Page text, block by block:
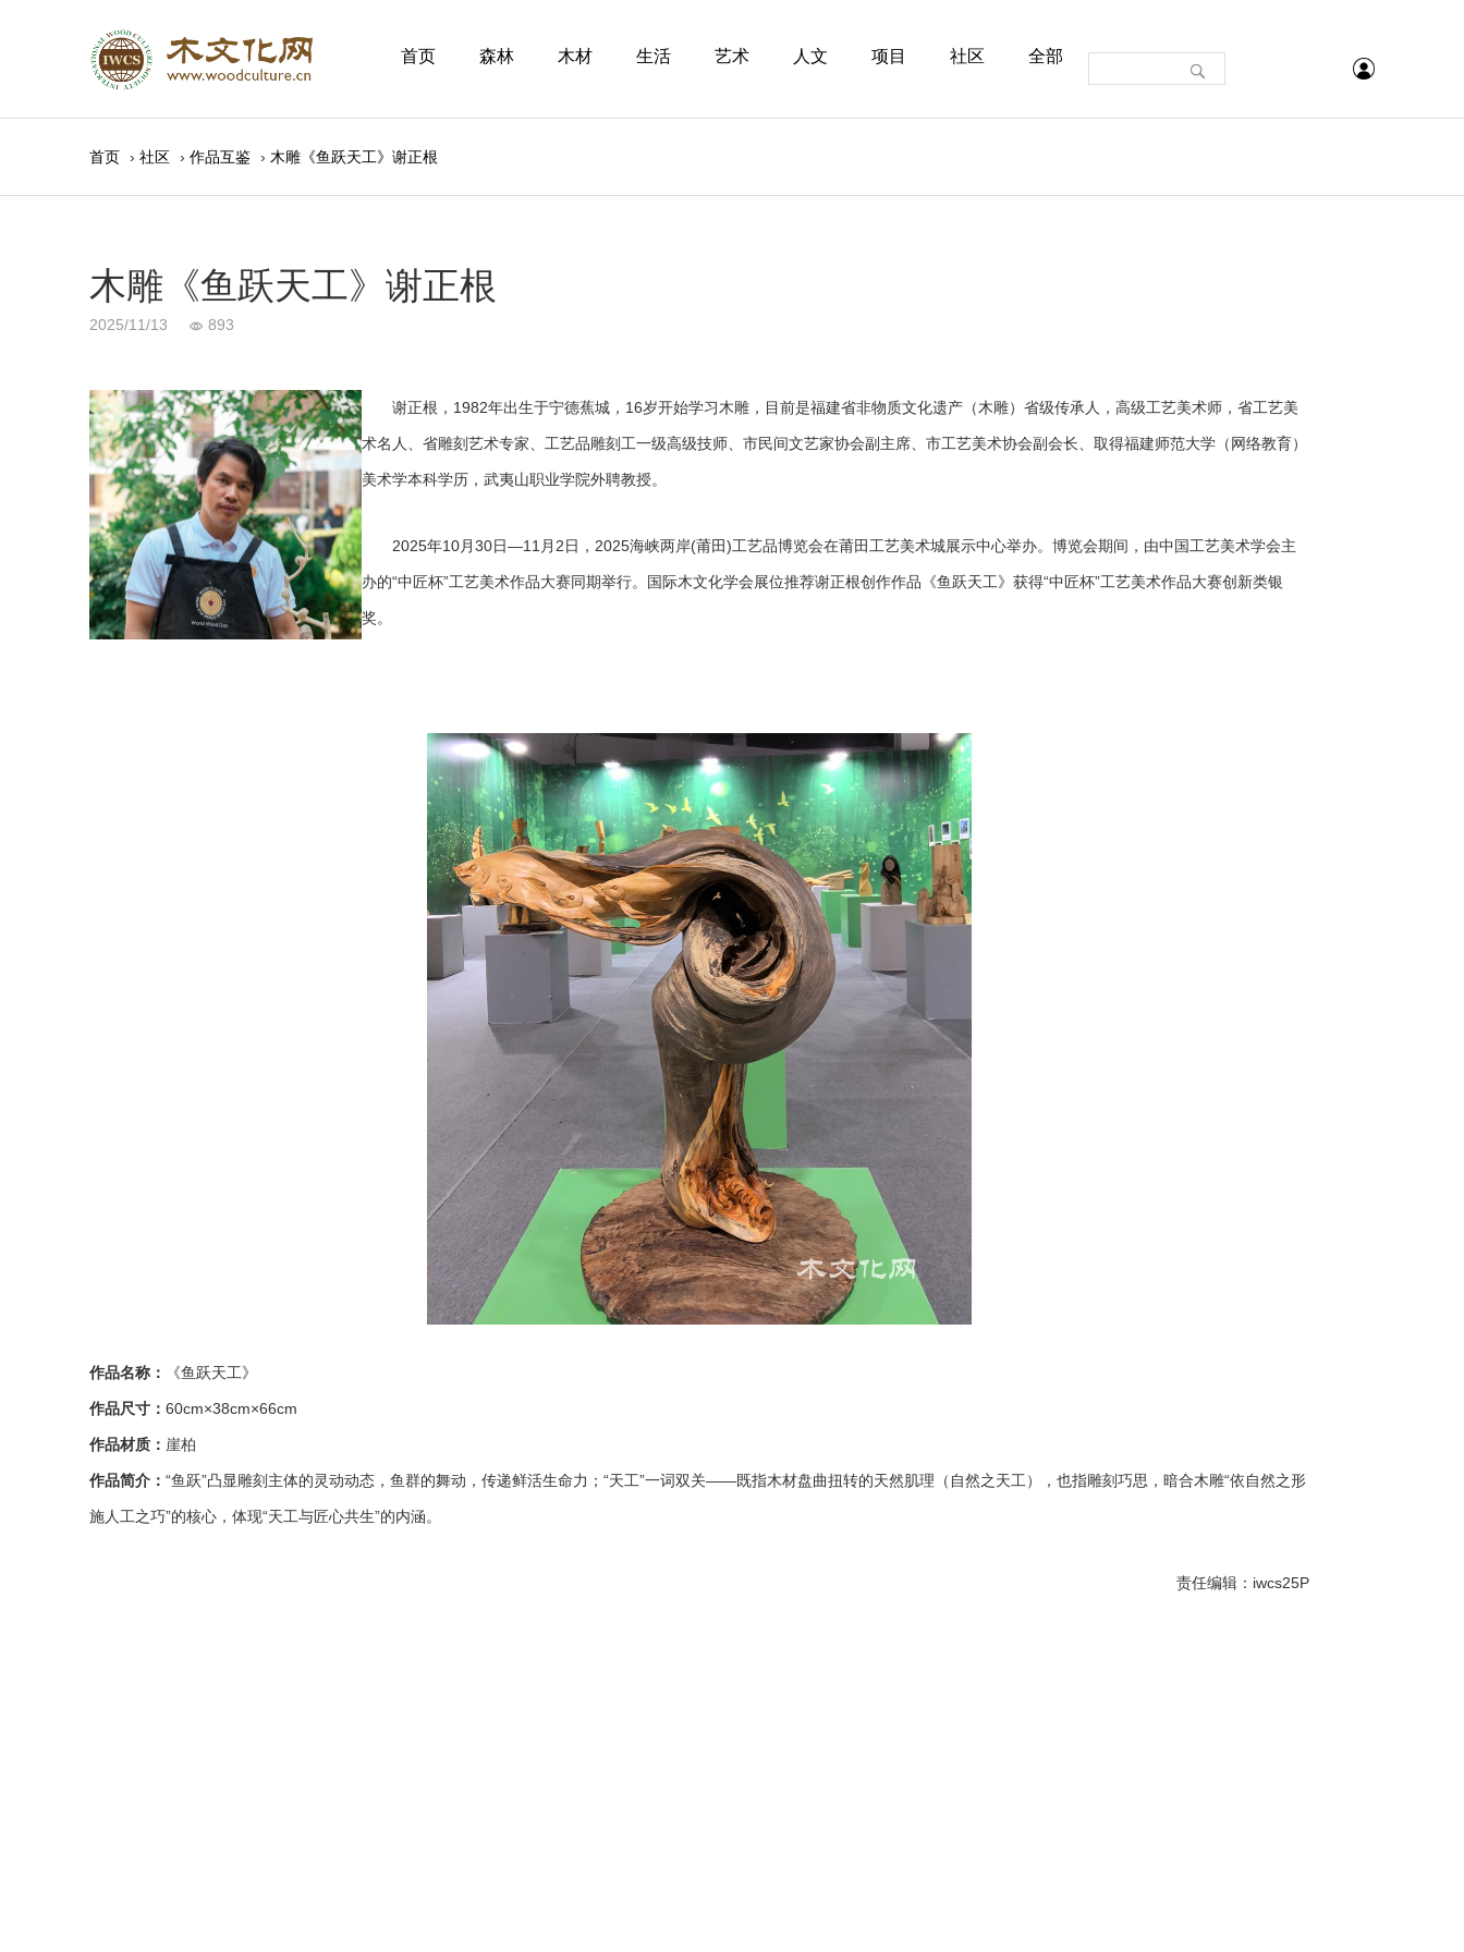
首页 森林 木材 生活 艺术 人文 项目 社区 全部
首页 › 社区 › 作品互鉴 › 木雕《鱼跃天工》谢正根
木雕《鱼跃天工》谢正根
2025/11/13 893
谢正根，1982年出生于宁德蕉城，16岁开始学习木雕，目前是福建省非物质文化遗产（木雕）省级传承人，高级工艺美术师，省工艺美
术名人、省雕刻艺术专家、工艺品雕刻工一级高级技师、市民间文艺家协会副主席、市工艺美术协会副会长、取得福建师范大学（网络教育）
美术学本科学历，武夷山职业学院外聘教授。
2025年10月30日—11月2日，2025海峡两岸(莆田)工艺品博览会在莆田工艺美术城展示中心举办。博览会期间，由中国工艺美术学会主
办的“中匠杯”工艺美术作品大赛同期举行。国际木文化学会展位推荐谢正根创作作品《鱼跃天工》获得“中匠杯”工艺美术作品大赛创新类银
奖。
作品名称： 《鱼跃天工》
作品尺寸： 60cm×38cm×66cm
作品材质： 崖柏
作品简介： “鱼跃”凸显雕刻主体的灵动动态，鱼群的舞动，传递鲜活生命力；“天工”一词双关——既指木材盘曲扭转的天然肌理（自然之天工），也指雕刻巧思，暗合木雕“依自然之形
施人工之巧”的核心，体现“天工与匠心共生”的内涵。
责任编辑：iwcs25P